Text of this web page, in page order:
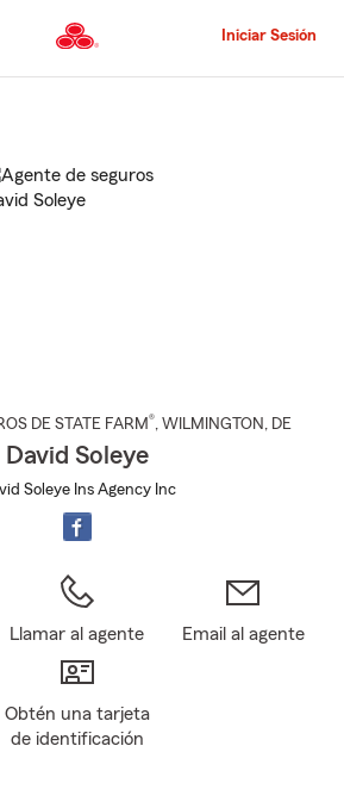
al
principal
Iniciar Sesión
DE STATE FARM®, WILMINGTON , DE
David Soleye
Soleye Ins Agency Inc
Llamar al agente Email al agente
Obtén una tarjeta
de identificación